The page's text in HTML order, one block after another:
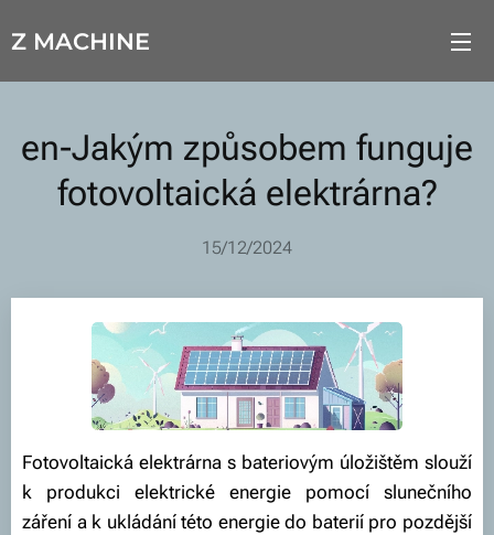
Z MACHINE
en-Jakým způsobem funguje
fotovoltaická elektrárna?
15/12/2024
Fotovoltaická elektrárna s bateriovým úložištěm slouží
k produkci elektrické energie pomocí slunečního
záření a k ukládání této energie do baterií pro pozdější